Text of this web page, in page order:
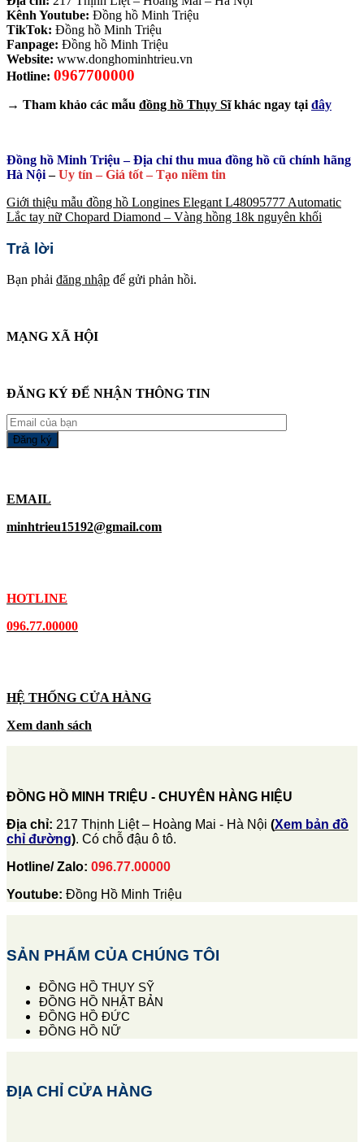
Kênh Youtube: Đồng hồ Minh Triệu
TikTok: Đồng hồ Minh Triệu
Fanpage: Đồng hồ Minh Triệu
Website: www.donghominhtrieu.vn
Hotline: 0967700000
→ Tham khảo các mẫu đồng hồ Thụy Sĩkhác ngay tại đây
Đồng hồ Minh Triệu – Địa chỉ thu mua đồng hồ cũ chính hãng
Hà Nội–Uy tín – Giá tốt – Tạo niềm tin
Giới thiệu mẫu đồng hồ Longines Elegant L48095777 Automatic
Lắc tay nữ Chopard Diamond – Vàng hồng 18k nguyên khối
Trả lời
Bạn phải đăng nhập để gửi phản hồi.
MẠNG XÃ HỘI
ĐĂNG KÝ ĐỂ NHẬN THÔNG TIN
EMAIL
minhtrieu15192@gmail.com
HOTLINE
096.77.00000
HỆ THỐNG CỬA HÀNG
Xem danh sách
ĐỒNG HỒ MINH TRIỆU - CHUYÊN HÀNG HIỆU
Địa chỉ: 217 Thịnh Liệt – Hoàng Mai - Hà Nội (Xem bản đồ
chỉ đường). Có chỗ đậu ô tô.
Hotline/ Zalo: 096.77.00000
Youtube: Đồng Hồ Minh Triệu
SẢN PHẨM CỦA CHÚNG TÔI
ĐỒNG HỒ THỤY SỸ
ĐỒNG HỒ NHẬT BẢN
ĐỒNG HỒ ĐỨC
ĐỒNG HỒ NỮ
ĐỊA CHỈ CỬA HÀNG